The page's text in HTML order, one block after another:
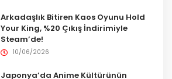
Arkadaşlık Bitiren Kaos Oyunu Hold
Your King, %20 Çıkış İndirimiyle
Steam’de!
10/06/2026
Japonya’da Anime Kültürünün